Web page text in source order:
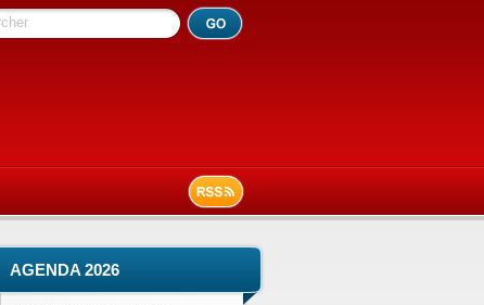
AGENDA 2026